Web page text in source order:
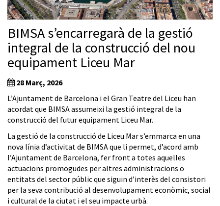
BIMSA s’encarregarà de la gestió
integral de la construcció del nou
equipament Liceu Mar
28 Març, 2026
L’Ajuntament de Barcelona i el Gran Teatre del Liceu han
acordat que BIMSA assumeixi la gestió integral de la
construcció del futur equipament Liceu Mar.
La gestió de la construcció de Liceu Mar s’emmarca en una
nova línia d’activitat de BIMSA que li permet, d’acord amb
l’Ajuntament de Barcelona, fer front a totes aquelles
actuacions promogudes per altres administracions o
entitats del sector públic que siguin d’interès del consistori
per la seva contribució al desenvolupament econòmic, social
i cultural de la ciutat i el seu impacte urbà.